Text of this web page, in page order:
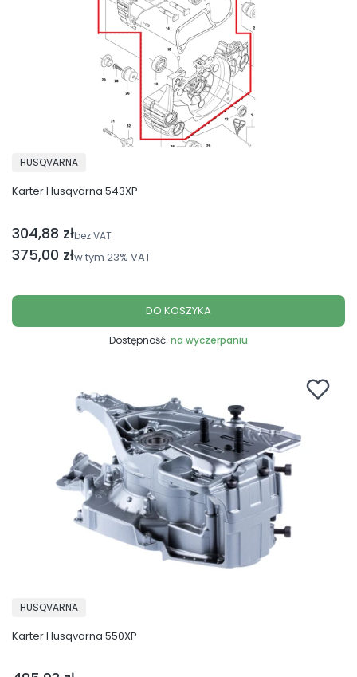
Karter Husqvarna 543XP
PRODUCENT
HUSQVARNA
Cena brutto
375,00 złw tym 23% VAT
Cena netto
304,88 złbez VAT
DO KOSZYKA
Dostępność: na wyczerpaniu
Karter Husqvarna 550XP
PRODUCENT
HUSQVARNA